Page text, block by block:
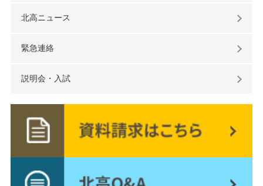
北高ニュース
緊急連絡
説明会・入試